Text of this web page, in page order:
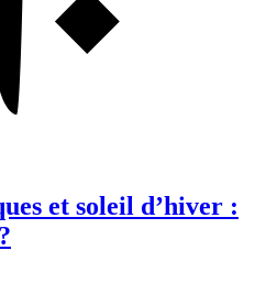
et soleil d’hiver :